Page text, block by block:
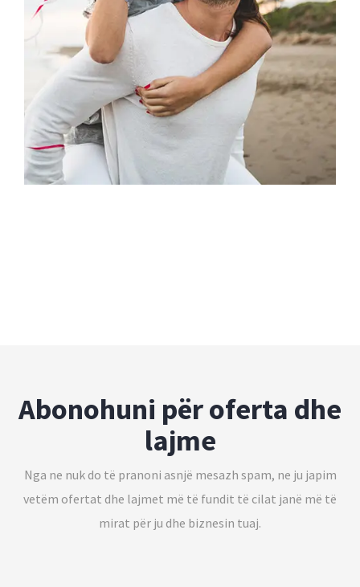
Abonohuni për oferta dhe
lajme
Nga ne nuk do të pranoni asnjë mesazh spam, ne ju japim
vetëm ofertat dhe lajmet më të fundit të cilat janë më të
mirat për ju dhe biznesin tuaj.